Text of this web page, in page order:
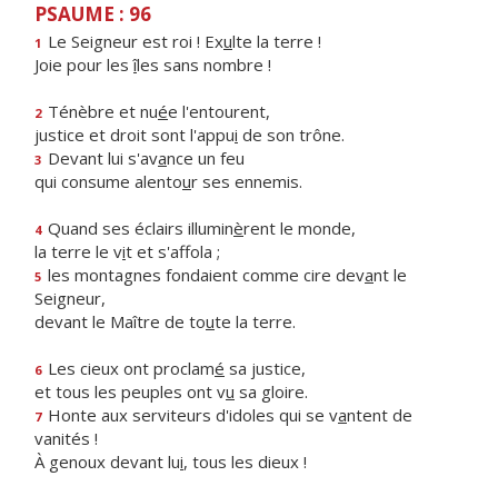
PSAUME : 96
1 Le Seigneur est roi ! Exulte la terre !
Joie pour lesîles sans nombre !
2 Ténèbre et nuée l'entourent,
justice et droit sont l'appui de son trône.
3 Devant lui s'avance un feu
qui consume alentour ses ennemis.
4 Quand ses éclairs illuminèrent le monde,
la terre le vit et s'affola ;
5 les montagnes fondaient comme cire devant le
Seigneur,
devant le Maître de toute la terre.
6 Les cieux ont proclamé sa justice,
et tous les peuples ont vu sa gloire.
7 Honte aux serviteurs d'idoles qui se vantent de
vanités !
À genoux devant lui, tous les dieux !